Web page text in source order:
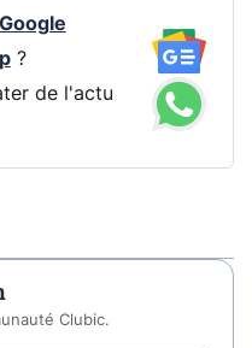
Google
?
de l'actu
Clubic.